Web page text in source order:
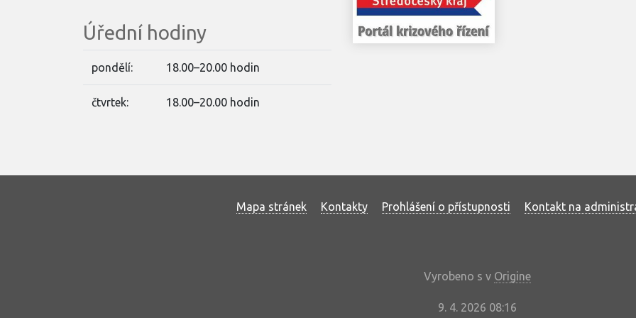
Úřední hodiny
pondělí: 18.00–20.00 hodin
čtvrtek: 18.00–20.00 hodin
Mapa stránek Kontakty Prohlášení o přístupnosti Kontakt na
Vyrobeno s v Origine
9. 4. 2026 08:16